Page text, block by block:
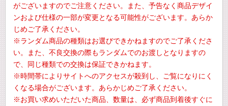
がございますのでご注意ください。また、予告なく商品デザイ
ンおよび仕様の一部が変更となる可能性がございます。あらか
じめご了承ください。
※ランダム商品の種類はお選びできかねますのでご了承くださ
い。また、不良交換の際もランダムでのお渡しとなりますの
で、同じ種類での交換は保証できかねます。
※時間帯によりサイトへのアクセスが殺到し、ご覧になりにく
くなる場合がございます。あらかじめご了承ください。
※お買い求めいただいた商品、数量は、必ず商品到着後すぐに